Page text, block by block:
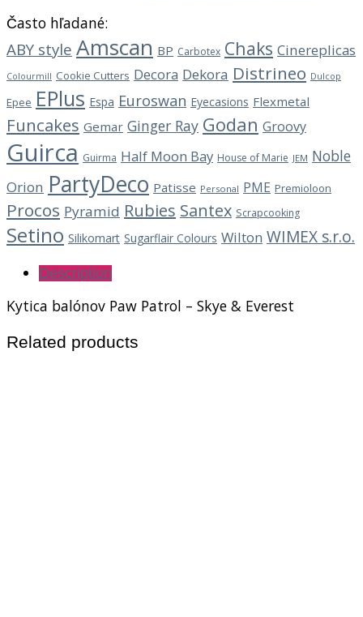
Často hľadané:
ABY style Amscan BP Carbotex Chaks Cinereplicas
Colourmill Cookie Cutters Decora Dekora Distrineo Dulcop
Epee EPlus Espa Euroswan Eyecasions Flexmetal
Funcakes Gemar Ginger Ray Godan Groovy
Guirca Guirma Half Moon Bay House of Marie JEM Noble
Orion PartyDeco Patisse Personal PME Premioloon
Procos Pyramid Rubies Santex Scrapcooking
Setino Silikomart Sugarflair Colours Wilton WIMEX s.r.o.
Description
Kytica balónov Paw Patrol – Skye & Everest
Related products